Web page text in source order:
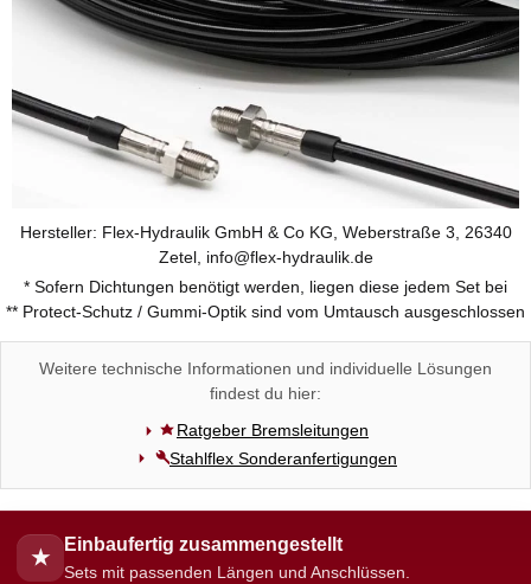
Hersteller: Flex-Hydraulik GmbH & Co KG, Weberstraße 3, 26340
Zetel, info@flex-hydraulik.de
* Sofern Dichtungen benötigt werden, liegen diese jedem Set bei
** Protect-Schutz / Gummi-Optik sind vom Umtausch ausgeschlossen
Weitere technische Informationen und individuelle Lösungen
findest du hier:
Ratgeber Bremsleitungen
Stahlflex Sonderanfertigungen
★
Einbaufertig zusammengestellt
Sets mit passenden Längen und Anschlüssen.